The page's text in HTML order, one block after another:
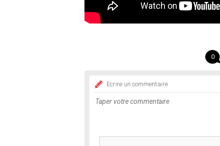
0
Ecrire un commentaire